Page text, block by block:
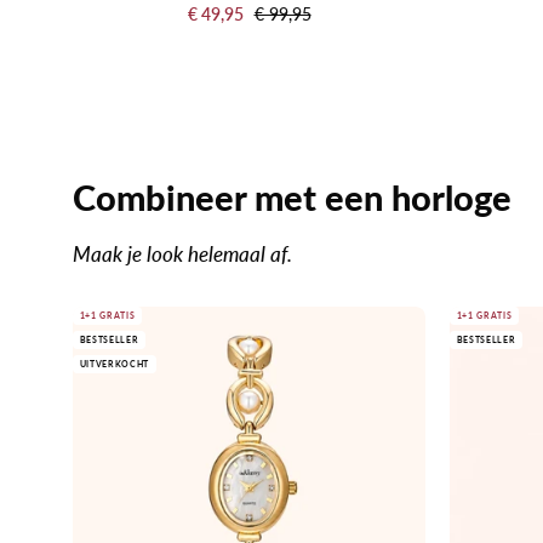
€ 49,95 € 99,95
Combineer met een horloge
Maak je look helemaal af.
met
parelaccenten
op
een
witte
achtergrond
1+1 GRATIS
BESTSELLER
UITVERKOCHT
1+1 GRATIS
BESTSELLER